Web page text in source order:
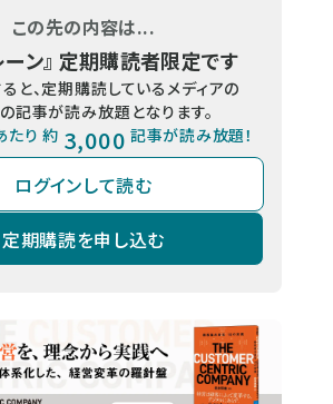
この先の内容は...
ン』 定期購読者限定です
と、定期購読しているメディアの
記事が読み放題となります。
たり 約 3,000 記事が読み放題！
ログインして読む
定期購読を申し込む